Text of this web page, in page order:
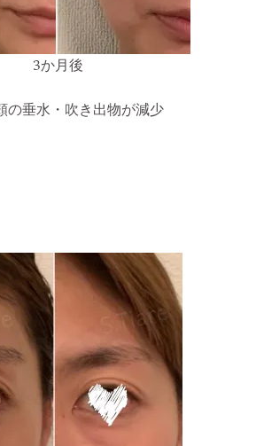
3か月後
の垂水・吹き出物が減少